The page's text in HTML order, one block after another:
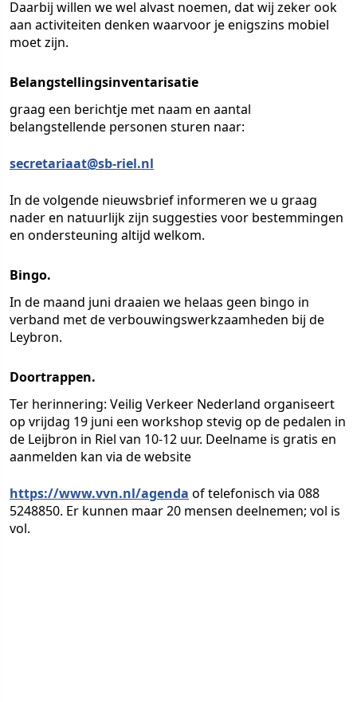
Daarbij willen we wel alvast noemen, dat wij zeker ook
aan activiteiten denken waarvoor je enigszins mobiel
moet zijn.
Belangstellingsinventarisatie
graag een berichtje met naam en aantal
belangstellende personen sturen naar:
secretariaat@sb-riel.nl
In de volgende nieuwsbrief informeren we u graag
nader en natuurlijk zijn suggesties voor bestemmingen
en ondersteuning altijd welkom.
Bingo.
In de maand juni draaien we helaas geen bingo in
verband met de verbouwingswerkzaamheden bij de
Leybron.
Doortrappen.
Ter herinnering: Veilig Verkeer Nederland organiseert
op vrijdag 19 juni een workshop stevig op de pedalen in
de Leijbron in Riel van 10-12 uur. Deelname is gratis en
aanmelden kan via de website
https://www.vvn.nl/agenda of telefonisch via 088
5248850. Er kunnen maar 20 mensen deelnemen; vol is
vol.